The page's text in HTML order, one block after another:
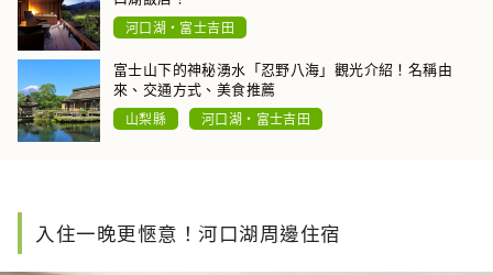
河口湖・富士吉田
富士山下的神秘湧水「忍野八海」觀光介紹！名稱由
來、交通方式、美食推薦
山梨縣 河口湖・富士吉田
入住一晚更愜意！河口湖周邊住宿